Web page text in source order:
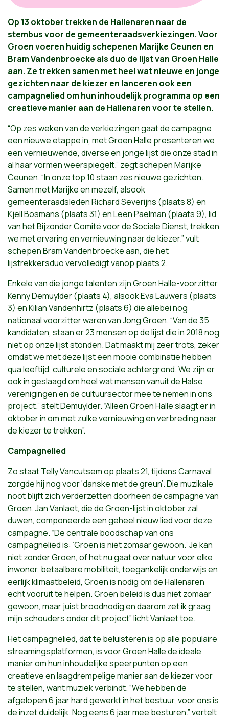
Op 13 oktober trekken de Hallenaren naar de
stembus voor de gemeenteraadsverkiezingen. Voor
Groen voeren huidig schepenen Marijke Ceunen en
Bram Vandenbroecke als duo de lijst van Groen Halle
aan. Ze trekken samen met heel wat nieuwe en jonge
gezichten naar de kiezer en lanceren ook een
campagnelied om hun inhoudelijk programma op een
creatieve manier aan de Hallenaren voor te stellen.
“Op zes weken van de verkiezingen gaat de campagne
een nieuwe etappe in, met Groen Halle presenteren we
een vernieuwende, diverse en jonge lijst die onze stad in
al haar vormen weerspiegelt.” zegt schepen Marijke
Ceunen. “In onze top 10 staan zes nieuwe gezichten.
Samen met Marijke en mezelf, alsook
gemeenteraadsleden Richard Severijns (plaats 8) en
Kjell Bosmans (plaats 31) en Leen Paelman (plaats 9), lid
van het Bijzonder Comité voor de Sociale Dienst, trekken
we met ervaring en vernieuwing naar de kiezer.” vult
schepen Bram Vandenbroecke aan, die het
lijstrekkersduo vervolledigt vanop plaats 2.
Enkele van die jonge talenten zijn Groen Halle-voorzitter
Kenny Demuylder (plaats 4), alsook Eva Lauwers (plaats
3) en Kilian Vandenhirtz (plaats 6) die allebei nog
nationaal voorzitter waren van Jong Groen. “Van de 35
kandidaten, staan er 23 mensen op de lijst die in 2018 nog
niet op onze lijst stonden. Dat maakt mij zeer trots, zeker
omdat we met deze lijst een mooie combinatie hebben
qua leeftijd, culturele en sociale achtergrond. We zijn er
ook in geslaagd om heel wat mensen vanuit de Halse
verenigingen en de cultuursector mee te nemen in ons
project.” stelt Demuylder. “Alleen Groen Halle slaagt er in
oktober in om met zulke vernieuwing en verbreding naar
de kiezer te trekken”.
Campagnelied
Zo staat Telly Vancutsem op plaats 21, tijdens Carnaval
zorgde hij nog voor ‘danske met de greun’. Die muzikale
noot blijft zich verderzetten doorheen de campagne van
Groen. Jan Vanlaet, die de Groen-lijst in oktober zal
duwen, componeerde een geheel nieuw lied voor deze
campagne. “De centrale boodschap van ons
campagnelied is: ’Groen is niet zomaar gewoon.’ Je kan
niet zonder Groen, of het nu gaat over natuur voor elke
inwoner, betaalbare mobiliteit, toegankelijk onderwijs en
eerlijk klimaatbeleid, Groen is nodig om de Hallenaren
echt vooruit te helpen. Groen beleid is dus niet zomaar
gewoon, maar juist broodnodig en daarom zet ik graag
mijn schouders onder dit project” licht Vanlaet toe.
Het campagnelied, dat te beluisteren is op alle populaire
streamingsplatformen, is voor Groen Halle de ideale
manier om hun inhoudelijke speerpunten op een
creatieve en laagdrempelige manier aan de kiezer voor
te stellen, want muziek verbindt. “We hebben de
afgelopen 6 jaar hard gewerkt in het bestuur, voor ons is
de inzet duidelijk. Nog eens 6 jaar mee besturen.” vertelt